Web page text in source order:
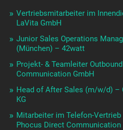
Vertriebsmitarbeiter im
LaVita GmbH
Junior Sales Operations
(München) – 42watt
Projekt- & Teamleiter
Communication GmbH
Head of After Sales (m/w/d) –
KG
Mitarbeiter im Telefon-
Phocus Direct Communication